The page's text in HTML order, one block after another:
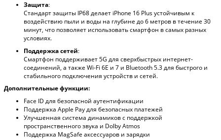
Защита:
Стандарт защиты IP68 делает iPhone 16 Plus устойчивым к
воздействию пыли и воды на глубине до 6 метров в течение 30
минут, что позволяет использовать смартфон в самых разных
условиях.
Поддержка сетей:
Смартфон поддерживает 5G для сверхбыстрых интернет-
соединений, а также Wi-Fi 6E и 7 и Bluetooth 5.3 для быстрого и
стабильного подключения устройств и сетей.
Дополнительные функции:
Face ID для безопасной аутентификации
Поддержка Apple Pay для безопасных платежей
Улучшенная система динамиков с поддержкой
пространственного звука и Dolby Atmos
Поддержка MagSafe аксессуаров и зарядки